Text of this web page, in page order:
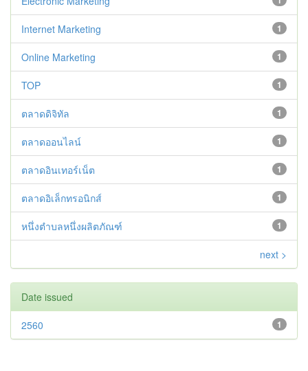
1
Internet Marketing
1
Online Marketing
1
TOP
1
ตลาดดิจิทัล
1
ตลาดออนไลน์
1
ตลาดอินเทอร์เน็ต
1
ตลาดอิเล็กทรอนิกส์
1
หนึ่งตำบลหนึ่งผลิตภัณฑ์
next >
Date issued
1
2560